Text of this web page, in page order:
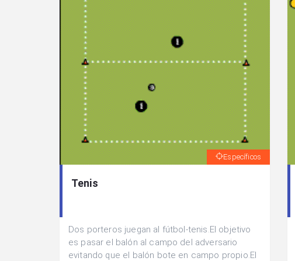
Específicos
Tenis
Dos porteros juegan al fútbol-tenis.El objetivo
es pasar el balón al campo del adversario
evitando que el balón bote en campo propio.El